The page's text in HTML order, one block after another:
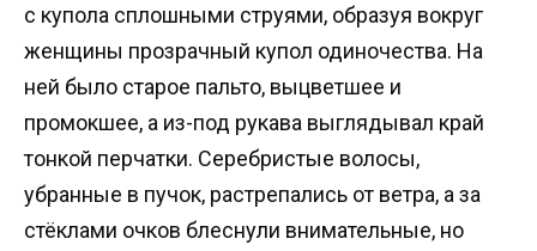
с купола сплошными струями, образуя вокруг
женщины прозрачный купол одиночества. На
ней было старое пальто, выцветшее и
промокшее, а из-под рукава выглядывал край
тонкой перчатки. Серебристые волосы,
убранные в пучок, растрепались от ветра, а за
стёклами очков блеснули внимательные, но